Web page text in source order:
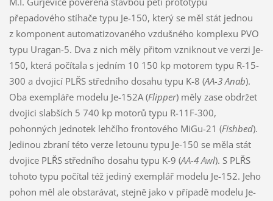
přepadového stíhače typu Je-150, který se měl stát jednou
z komponent automatizovaného vzdušného komplexu PVO
typu Uragan-5. Dva z nich měly přitom vzniknout ve verzi Je-
150, která počítala s jedním 10 150 kp motorem typu R-15-
300 a dvojicí PLŘS středního dosahu typu K-8 (AA-3 Anab).
Oba exempláře modelu Je-152A (Flipper) měly zase obdržet
dvojici slabších 5 740 kp motorů typu R-11F-300,
pohonných jednotek lehčího frontového MiGu-21 (Fishbed).
Jedinou zbraní této verze letounu typu Je-150 se měla stát
dvojice PLŘS středního dosahu typu K-9 (AA-4 Awl). S PLŘS
tohoto typu počítal též jediný exemplář modelu Je-152. Jeho
pohon měl ale obstarávat, stejně jako v případě modelu Je-